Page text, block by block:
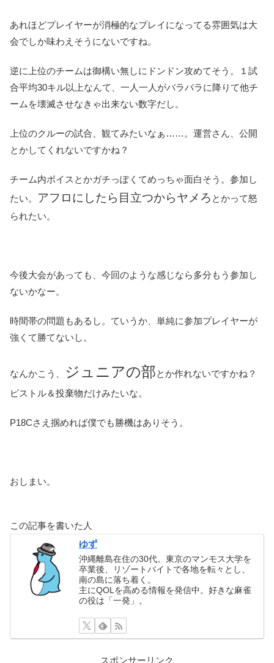
あれほどプレイヤーが消極的なプレイになってる雰囲気は大
会でしか味わえそうにないですね。
逆に上位のチームは御構い無しにドンドン攻めてそう。１試
合平均30キル以上なんて、一人一人がバラバラに降りて他チ
ームを壊滅させなきゃ出来ない数字だし。
上位のクルーの試合、観てみたいなぁ……。運営さん、公開
とかしてくれないですかね？
チーム内ボイスとかガチっぽくてめっちゃ面白そう。参加し
たい。
アフロにしたら目立つからヤメろ とかって怒
られたい。
今後大会があっても、今回のような感じなら多分もう参加し
ないかなー。
時間帯の問題もあるし。ていうか、単純に参加プレイヤーが
強くて勝てないし。
なんかこう、 ジュニアの部とか作れないですかね？
ピストル＆投棄物だけみたいな。
P18Cさえ掴めれば僕でも勝機はありそう。
おしまい。
この記事を書いた人
ゆず
沖縄離島在住の30代。東京のマンモス大学を
卒業後、リゾートバイトで各地を転々とし、
南の島に落ち着く。
主にQOLを高める情報を発信中。好きな麻雀
の役は「一発」。
スポンサーリンク